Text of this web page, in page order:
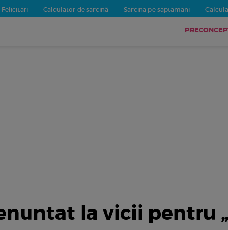
Felicitari Calculator de sarcină Sarcina pe saptamani
la vicii pentru